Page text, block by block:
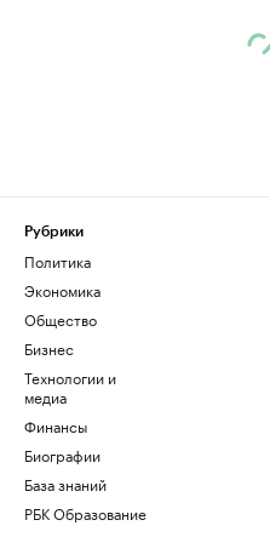
Рубрики
Политика
Экономика
Общество
Бизнес
Технологии и
медиа
Финансы
Биографии
База знаний
РБК Образование